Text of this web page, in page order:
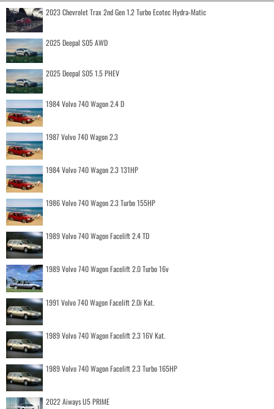
2023 Chevrolet Trax 2nd Gen 1.2 Turbo Ecotec Hydra-Matic
2025 Deepal S05 AWD
2025 Deepal S05 1.5 PHEV
1984 Volvo 740 Wagon 2.4 D
1987 Volvo 740 Wagon 2.3
1984 Volvo 740 Wagon 2.3 131HP
1986 Volvo 740 Wagon 2.3 Turbo 155HP
1989 Volvo 740 Wagon Facelift 2.4 TD
1989 Volvo 740 Wagon Facelift 2.0 Turbo 16v
1991 Volvo 740 Wagon Facelift 2.0i Kat.
1989 Volvo 740 Wagon Facelift 2.3 16V Kat.
1989 Volvo 740 Wagon Facelift 2.3 Turbo 165HP
2022 Aiways U5 PRIME